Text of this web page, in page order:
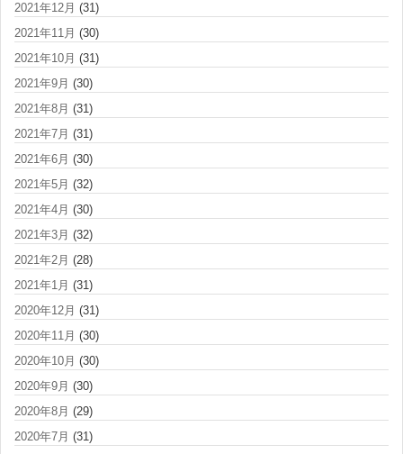
2021年12月 (31)
2021年11月 (30)
2021年10月 (31)
2021年9月 (30)
2021年8月 (31)
2021年7月 (31)
2021年6月 (30)
2021年5月 (32)
2021年4月 (30)
2021年3月 (32)
2021年2月 (28)
2021年1月 (31)
2020年12月 (31)
2020年11月 (30)
2020年10月 (30)
2020年9月 (30)
2020年8月 (29)
2020年7月 (31)